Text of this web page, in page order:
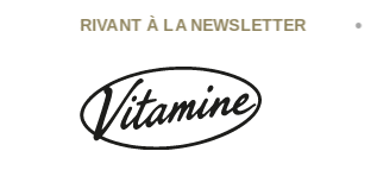
À LA NEWSLETTER